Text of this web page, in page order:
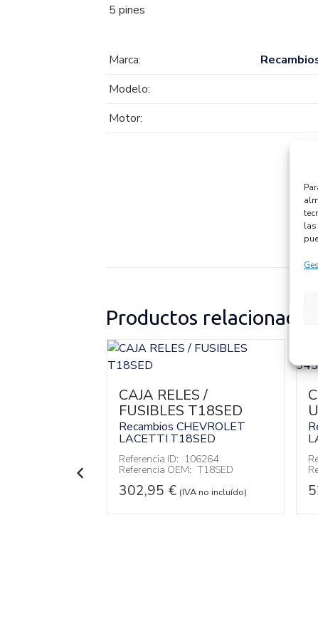
las
5 pines
Marca:
Modelo:
Motor:
Productos relacionados
CAJA RELES /
FUSIBLES T18SED
Recambios CHEVROLET
LACETTI T18SED
Referencia ID: 106264
Referencia OEM: T18SED
302,95 € (IVA no incluído)